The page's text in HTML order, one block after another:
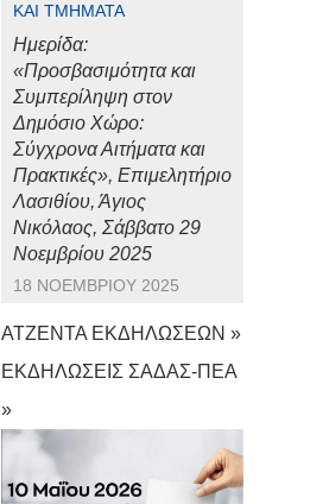
ΚΑΙ ΤΜΉΜΑΤΑ
Ημερίδα:
«Προσβασιμότητα και
Συμπερίληψη στον
Δημόσιο Χώρο:
Σύγχρονα Αιτήματα και
Πρακτικές», Επιμελητήριο
Λασιθίου, Άγιος
Νικόλαος, Σάββατο 29
Νοεμβρίου 2025
18 ΝΟΕΜΒΡΊΟΥ 2025
ΑΤΖΕΝΤΑ ΕΚΔΗΛΩΣΕΩΝ »
ΕΚΔΗΛΩΣΕΙΣ ΣΑΔΑΣ-ΠΕΑ
»